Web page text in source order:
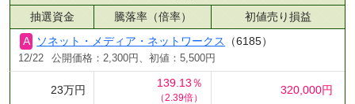
抽選資金
騰落率（倍率）
初値売り損益
ソネット・メディア・ネットワークス
（6185）
12/22 公開価格：2,300円、初値：5,500円
23万円
139.13％
（2.39倍）
320,000円